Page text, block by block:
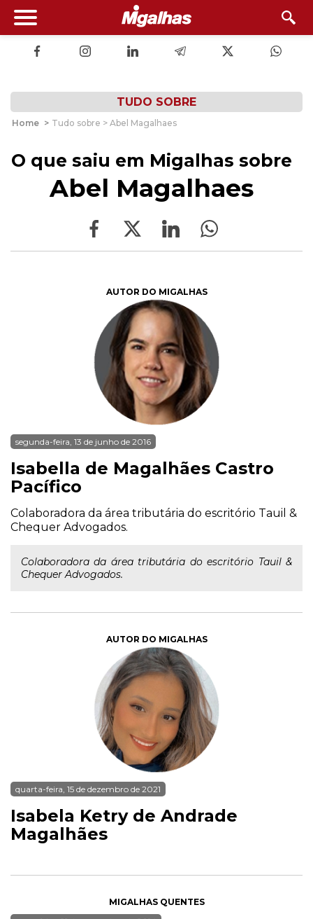
TUDO SOBRE
Home > Tudo sobre > Abel Magalhaes
O que saiu em Migalhas sobre
Abel Magalhaes
AUTOR DO MIGALHAS
segunda-feira, 13 de junho de 2016
Isabella de Magalhães Castro
Pacífico
Colaboradora da área tributária do escritório Tauil &
Chequer Advogados.
Colaboradora da área tributária do escritório Tauil &
Chequer Advogados.
AUTOR DO MIGALHAS
quarta-feira, 15 de dezembro de 2021
Isabela Ketry de Andrade
Magalhães
MIGALHAS QUENTES